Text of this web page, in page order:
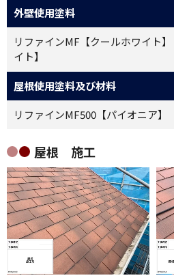
外壁使用塗料
リファインMF【クールホワイト
イト】
屋根使用塗料及び材料
リファインMF500【パイオニア】
屋根 施工